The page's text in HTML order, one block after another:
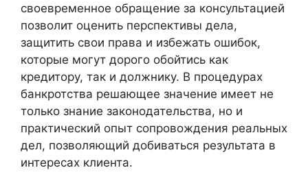
своевременное обращение за консультацией
позволит оценить перспективы дела,
защитить свои права и избежать ошибок,
которые могут дорого обойтись как
кредитору, так и должнику. В процедурах
банкротства решающее значение имеет не
только знание законодательства, но и
практический опыт сопровождения реальных
дел, позволяющий добиваться результата в
интересах клиента.